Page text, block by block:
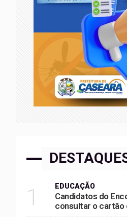
1 EDUCAÇÃO
Candidatos do
consultar o cartão